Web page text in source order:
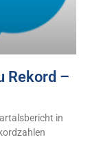
Rekord –
in